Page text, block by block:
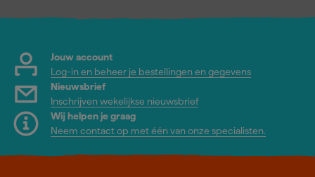
Jouw account
Log-in en beheer je bestellingen en gegevens
Nieuwsbrief
Inschrijven wekelijkse nieuwsbrief
Wij helpen je graag
Neem contact op met één van onze specialisten.